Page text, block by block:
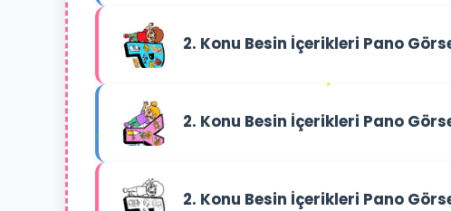
2. Konu Besin İçerikleri Pano
2. Konu Besin İçerikleri Pano
2. Konu Besin İçerikleri Pano